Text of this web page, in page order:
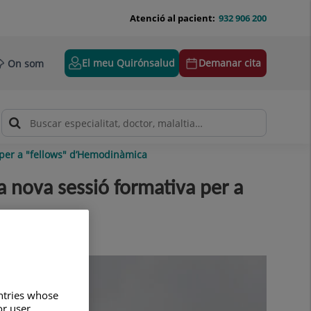
932 906 200
Atenció al pacient:
On som El meu Quirónsalud Demanar cita
a "fellows" d’Hemodinàmica
sessió formativa per a
whose